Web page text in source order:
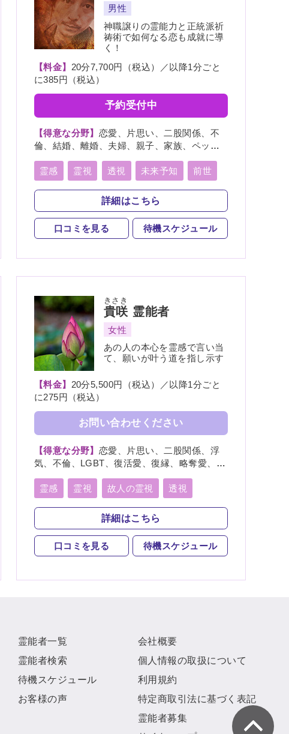
男性
神職譲りの霊能力と正統派祈
祷術で如何なる恋も成就に導
く！
【料金】 20分7,700円（税込）／以降1分ごと
に385円（税込）
予約受付中
【得意な分野】 恋愛、片思い、二股関係、不
倫、結婚、離婚、夫婦、親子、家族、ペッ
相性、経営、適職、進路、将来、育児、介
護、健康、金運、仕事、引越し、開運、故
人、教育、過去、総合運、心霊相談
霊感 霊視 透視 未来予知 前世
祈願 祈祷
人形供養 魂入 魂抜 霊符
詳細はこちら
口コミを見る 待機スケジュール
貴咲
きさき
霊能者
女性
あの人の本心を霊感で言い当
て、願いが叶う道を指し示す
【料金】 20分5,500円（税込）／以降1分ごと
に275円（税込）
お問い合わせください
【得意な分野】 恋愛、片思い、二股関係、浮
気、不倫、LGBT、復活愛、復縁、略奪愛、出
婦、離婚、親子、家族、子宝、子供、育児、
教育、介護、進路、学業、仕事、就職、天
職、転職、適職、人間関係、人生相談、健
康、開運、故人、相手の気持ち、総合運、運
勢、過去、未来、将来、心霊写真、改名、
ペット、カルマ、パラレルワールド
霊感 霊視 故人の霊視 透視
未来予知 霊聴
守護霊 チャネリング
オーラリーディング
スピリチュアルカウンセリング
ヒーリング
詳細はこちら
口コミを見る 待機スケジュール
霊能者一覧
霊能者検索
待機スケジュール
お客様の声
会社概要
個人情報の取扱について
利用規約
特定商取引法に基づく表記
霊能者募集